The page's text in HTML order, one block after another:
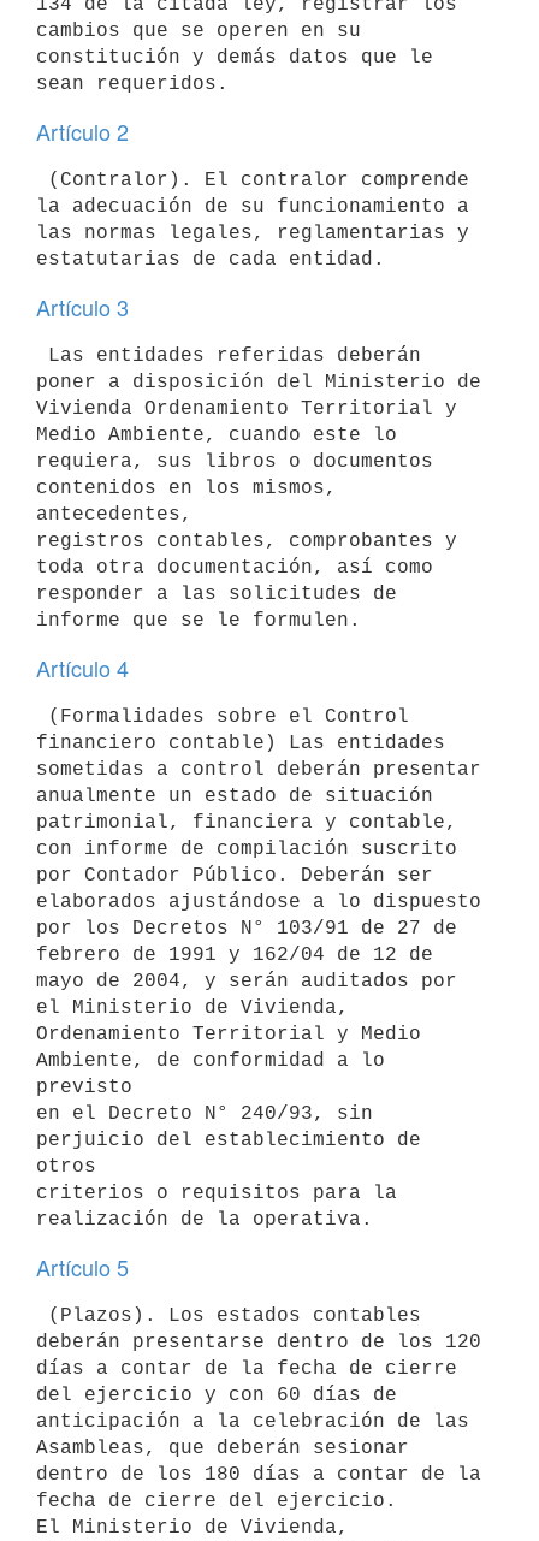
cambios que se operen en su
constitución y demás datos que le
Artículo 2
la adecuación de su funcionamiento a
las normas legales, reglamentarias y
Artículo 3
poner a disposición del Ministerio de
Vivienda Ordenamiento Territorial y
Medio Ambiente, cuando este lo
requiera, sus libros o documentos
contenidos en los mismos,
antecedentes,
registros contables, comprobantes y
toda otra documentación, así como
responder a las solicitudes de
Artículo 4
financiero contable) Las entidades
sometidas a control deberán presentar
anualmente un estado de situación
patrimonial, financiera y contable,
con informe de compilación suscrito
por Contador Público. Deberán ser
elaborados ajustándose a lo dispuesto
por los Decretos N° 103/91 de 27 de
febrero de 1991 y 162/04 de 12 de
mayo de 2004, y serán auditados por
el Ministerio de Vivienda,
Ordenamiento Territorial y Medio
Ambiente, de conformidad a lo
previsto
en el Decreto N° 240/93, sin
perjuicio del establecimiento de
otros
criterios o requisitos para la
Artículo 5
deberán presentarse dentro de los 120
días a contar de la fecha de cierre
del ejercicio y con 60 días de
anticipación a la celebración de las
Asambleas, que deberán sesionar
dentro de los 180 días a contar de la
fecha de cierre del ejercicio.
El Ministerio de Vivienda,